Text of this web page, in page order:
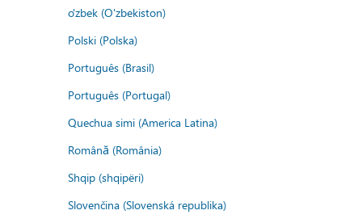
o'zbek (O'zbekiston)
Polski (Polska)
Português (Brasil)
Português (Portugal)
Quechua simi (America Latina)
Română (România)
Shqip (shqipëri)
Slovenčina (Slovenská republika)